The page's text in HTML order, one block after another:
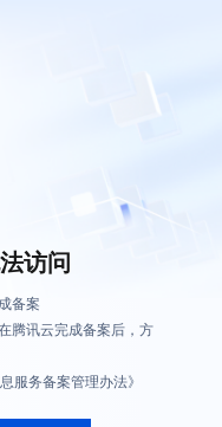
访问
备案
腾讯云完成备案后，方
服务备案管理办法》